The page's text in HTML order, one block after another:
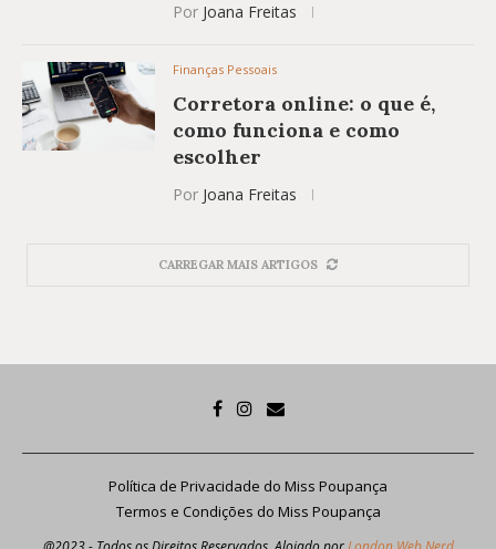
Por Joana Freitas
Finanças Pessoais
Corretora online: o que é,
como funciona e como
escolher
Por Joana Freitas
CARREGAR MAIS ARTIGOS
Política de Privacidade do Miss Poupança
Termos e Condições do Miss Poupança